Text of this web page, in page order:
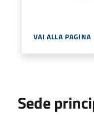
VAI ALLA PAGINA
Sede